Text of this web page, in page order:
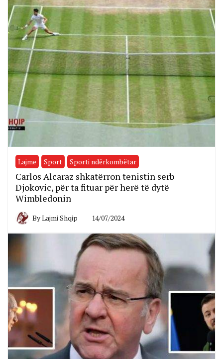
Lajme Sport Sporti ndërkombëtar
Carlos Alcaraz shkatërron tenistin serb
Djokovic, për ta fituar për herë të dytë
Wimbledonin
ByLajmi Shqip 14/07/2024